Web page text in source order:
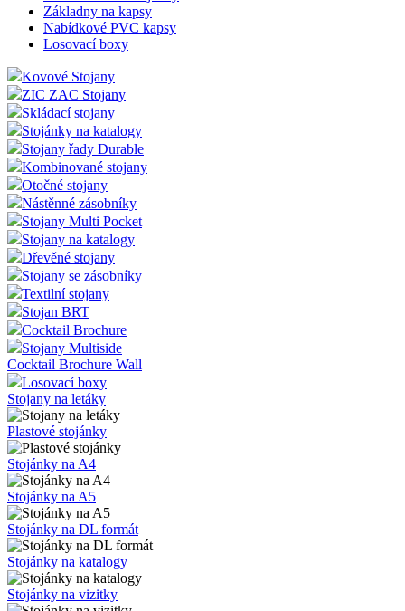
Základny na kapsy
Nabídkové PVC kapsy
Losovací boxy
Kovové Stojany
ZIC ZAC Stojany
Skládací stojany
Stojánky na katalogy
Stojany řady Durable
Kombinované stojany
Otočné stojany
Nástěnné zásobníky
Stojany Multi Pocket
Stojany na katalogy
Dřevěné stojany
Stojany se zásobníky
Textilní stojany
Stojan BRT
Cocktail Brochure
Stojany Multiside
Cocktail Brochure Wall
Losovací boxy
Stojany na letáky
Plastové stojánky
Stojánky na A4
Stojánky na A5
Stojánky na DL formát
Stojánky na katalogy
Stojánky na vizitky